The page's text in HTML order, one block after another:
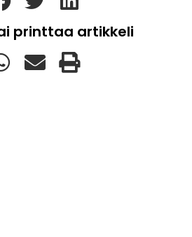
printtaa artikkeli